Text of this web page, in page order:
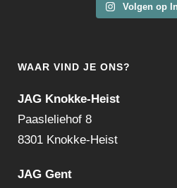
Volgen op
WAAR VIND JE ONS?
JAG Knokke-Heist
Paasleliehof 8
8301 Knokke-Heist
JAG Gent